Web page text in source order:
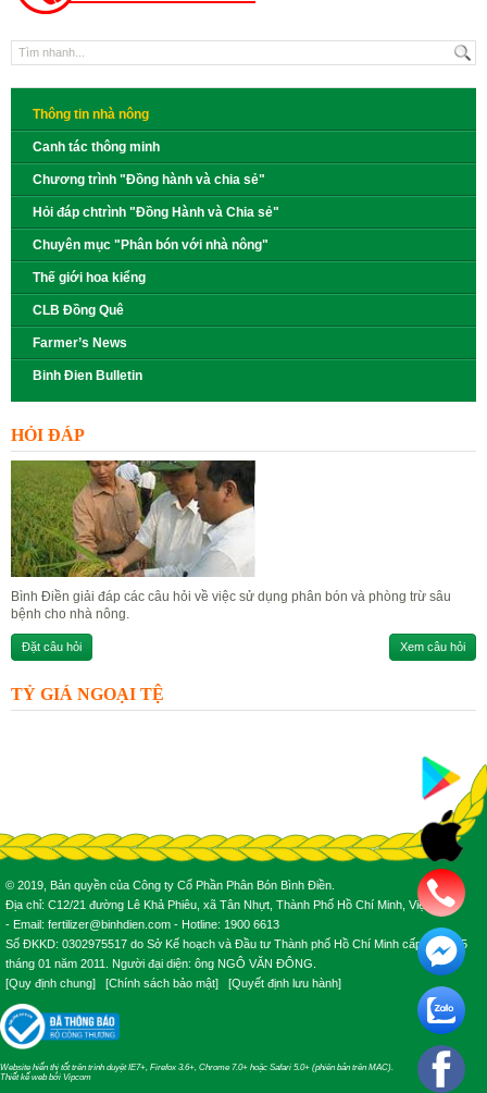
Thông tin nhà nông
Canh tác thông minh
Chương trình "Đồng hành và chia sẻ"
Hỏi đáp chtrình "Đồng Hành và Chia sẻ"
Chuyên mục "Phân bón với nhà nông"
Thế giới hoa kiểng
CLB Đồng Quê
Farmer’s News
Binh Đien Bulletin
HỎI ĐÁP
Bình Điền giải đáp các câu hỏi về việc sử dụng phân bón và phòng trừ sâu
bệnh cho nhà nông.
Đặt câu hỏi Xem câu hỏi
TỶ GIÁ NGOẠI TỆ
© 2019, Bản quyền của Công ty Cổ Phần Phân Bón Bình Điền.
Địa chỉ: C12/21 đường Lê Khả Phiêu, xã Tân Nhựt, Thành Phố Hồ Chí Minh, Việt Nam.
- Email: fertilizer@binhdien.com - Hotline: 1900 6613
Số ĐKKD: 0302975517 do Sở Kế hoạch và Đầu tư Thành phố Hồ Chí Minh cấp ngày 25
tháng 01 năm 2011. Người đại diện: ông NGÔ VĂN ĐÔNG.
[Quy định chung] [Chính sách bảo mật] [Quyết định lưu hành]
Website hiển thị tốt trên trình duyệt IE7+, Firefox 3.6+, Chrome 7.0+ hoặc Safari 5.0+ (phiên bản trên MAC).
Thiết kế webbởi Vipcom